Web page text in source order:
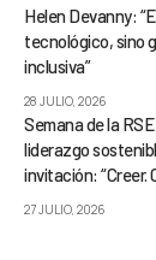
Helen Devanny:
tecnológico, sino
inclusiva”
28 JULIO, 2026
Semana de la
liderazgo
invitación: “Creer.
27 JULIO, 2026